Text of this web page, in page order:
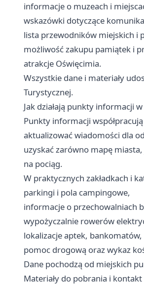
informacje o muzeach i
wskazówki dotyczące
lista przewodników miejskich i
możliwość zakupu pamiątek i
atrakcje Oświęcimia.
Wszystkie dane i materiały
Turystycznej.
Jak działają punkty informacji
Punkty informacji
aktualizować wiadomości dla
uzyskać zarówno mapę
na pociąg.
W praktycznych zakładkach i
parkingi i pola campingowe,
informacje o przechowalniach
wypożyczalnie rowerów
lokalizacje aptek,
pomoc drogową oraz wykaz
Dane pochodzą od miejskich
Materiały do pobrania i